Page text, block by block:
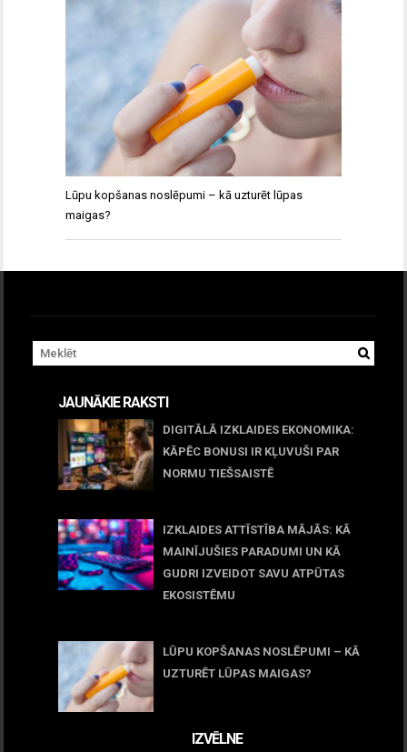
Lūpu kopšanas noslēpumi – kā uzturēt lūpas
maigas?
JAUNĀKIE RAKSTI
DIGITĀLĀ IZKLAIDES EKONOMIKA:
KĀPĒC BONUSI IR KĻUVUŠI PAR
NORMU TIEŠSAISTĒ
IZKLAIDES ATTĪSTĪBA MĀJĀS: KĀ
MAINĪJUŠIES PARADUMI UN KĀ
GUDRI IZVEIDOT SAVU ATPŪTAS
EKOSISTĒMU
LŪPU KOPŠANAS NOSLĒPUMI – KĀ
UZTURĒT LŪPAS MAIGAS?
IZVĒLNE